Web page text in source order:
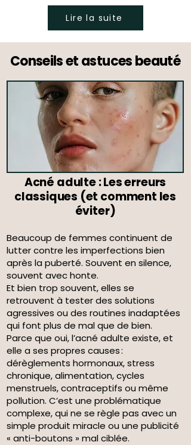
Lire la suite
Conseils et astuces beauté
Acné adulte : Les erreurs
classiques (et comment les
éviter)
Beaucoup de femmes continuent de
lutter contre les imperfections bien
après la puberté. Souvent en silence,
souvent avec honte.
Et bien trop souvent, elles se
retrouvent à tester des solutions
agressives ou des routines inadaptées
qui font plus de mal que de bien.
Parce que oui, l’acné adulte existe, et
elle a ses propres causes :
dérèglements hormonaux, stress
chronique, alimentation, cycles
menstruels, contraceptifs ou même
pollution. C’est une problématique
complexe, qui ne se règle pas avec un
simple produit miracle ou une publicité
« anti-boutons » mal ciblée.